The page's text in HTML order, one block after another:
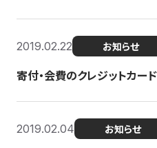
2019.02.22 お知らせ
寄付・会費のクレジットカー
2019.02.04 お知らせ